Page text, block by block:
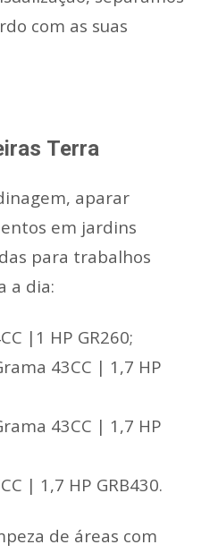
com as suas
Terra
aparar
em jardins
para trabalhos
a dia:
|1 HP GR260;
43CC | 1,7 HP
43CC | 1,7 HP
| 1,7 HP GRB430.
de áreas com